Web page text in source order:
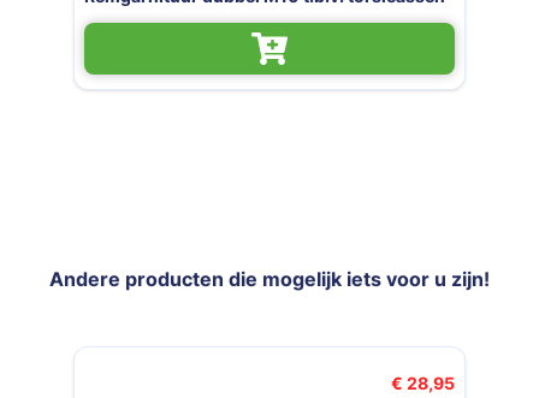
Andere producten die mogelijk iets voor u zijn!
Navigeren door de elementen van de carrousel is mogelijk met
Druk om carrousel over te slaan
€ 28,95